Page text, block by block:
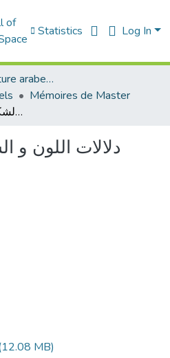
of
Statistics Log In
Faculté de littérature arabe et des arts
Mémoires de Master
دلالات اللون و الشكل في في الفن التشكيلي
دلالات اللون
MB)